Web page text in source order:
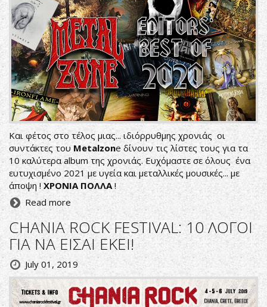
Και φέτος στο τέλος μιας... ιδιόρρυθμης χρονιάς οι
συντάκτες τουMetalzone δίνουν τις λίστες τους για τα
10 καλύτερα album της χρονιάς. Ευχόμαστε σε όλους ένα
ευτυχισμένο 2021 με υγεία και μεταλλικές μουσικές... με
άποψη !ΧΡΟΝΙΑ ΠΟΛΛΑ!
Read more
CHANIA ROCK FESTIVAL: 10 ΛΟΓΟΙ
ΓΙΑ ΝΑ ΕΙΣΑΙ ΕΚΕΙ!
July 01, 2019